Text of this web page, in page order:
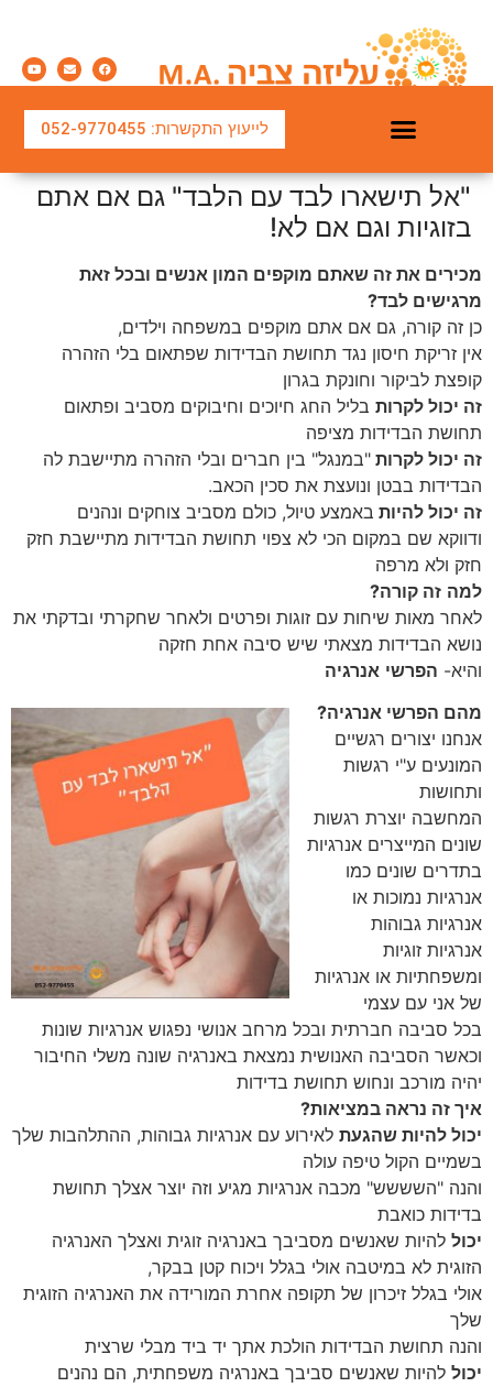
לייעוץ התקשרות: 052-9770455
"אל תישארו לבד עם הלבד" גם אם אתם
בזוגיות וגם אם לא!
מכירים את זה שאתם מוקפים המון אנשים ובכל זאת
מרגישים לבד?
כן זה קורה, גם אם אתם מוקפים במשפחה וילדים,
אין זריקת חיסון נגד תחושת הבדידות שפתאום בלי הזהרה
קופצת לביקור וחונקת בגרון
זה יכול לקרות בליל החג חיוכים וחיבוקים מסביב ופתאום
תחושת הבדידות מציפה
זה יכול לקרות "במנגל" בין חברים ובלי הזהרה מתיישבת לה
הבדידות בבטן ונועצת את סכין הכאב.
זה יכול להיות באמצע טיול, כולם מסביב צוחקים ונהנים
ודווקא שם במקום הכי לא צפוי תחושת הבדידות מתיישבת חזק
חזק ולא מרפה
למה זה קורה?
לאחר מאות שיחות עם זוגות ופרטים ולאחר שחקרתי ובדקתי את
נושא הבדידות מצאתי שיש סיבה אחת חזקה
והיא- הפרשי אנרגיה
מהם הפרשי אנרגיה?
אנחנו יצורים רגשיים
המונעים ע"י רגשות
ותחושות
המחשבה יוצרת רגשות
שונים המייצרים אנרגיות
בתדרים שונים כמו
אנרגיות נמוכות או
אנרגיות גבוהות
אנרגיות זוגיות
ומשפחתיות או אנרגיות
של אני עם עצמי
בכל סביבה חברתית ובכל מרחב אנושי נפגוש אנרגיות שונות
וכאשר הסביבה האנושית נמצאת באנרגיה שונה משלי החיבור
יהיה מורכב ונחוש תחושת בדידות
איך זה נראה במציאות?
יכול להיות שהגעת לאירוע עם אנרגיות גבוהות, ההתלהבות שלך
בשמיים הקול טיפה עולה
והנה "השששש" מכבה אנרגיות מגיע וזה יוצר אצלך תחושת
בדידות כואבת
יכול להיות שאנשים מסביבך באנרגיה זוגית ואצלך האנרגיה
הזוגית לא במיטבה אולי בגלל ויכוח קטן בבקר,
אולי בגלל זיכרון של תקופה אחרת המורידה את האנרגיה הזוגית
שלך
והנה תחושת הבדידות הולכת אתך יד ביד מבלי שרצית
יכול להיות שאנשים סביבך באנרגיה משפחתית, הם נהנים